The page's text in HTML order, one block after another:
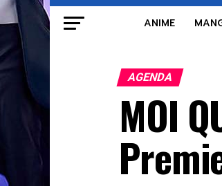
ANIME
AGENDA
MOI